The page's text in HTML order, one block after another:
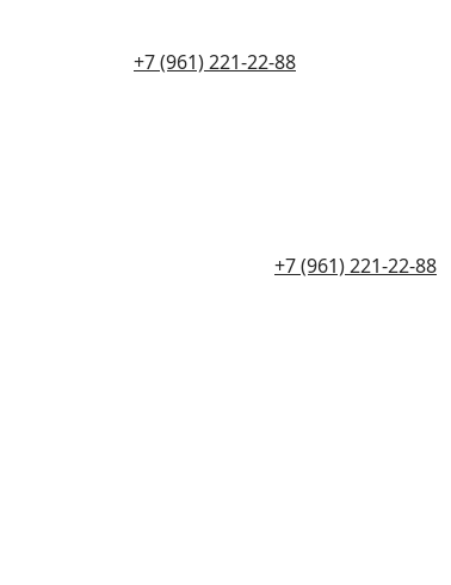
+7 (961) 221-22-88
+7 (961) 221-22-88